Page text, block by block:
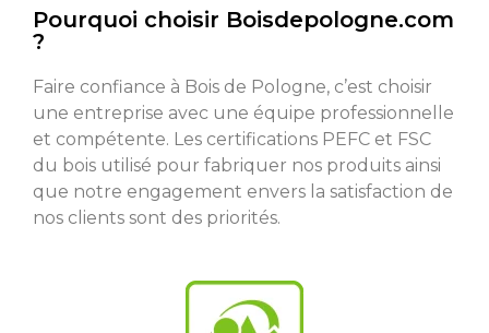
Pourquoi choisir Boisdepologne.com
?
Faire confiance à Bois de Pologne, c’est choisir
une entreprise avec une équipe professionnelle
et compétente. Les certifications PEFC et FSC
du bois utilisé pour fabriquer nos produits ainsi
que notre engagement envers la satisfaction de
nos clients sont des priorités.